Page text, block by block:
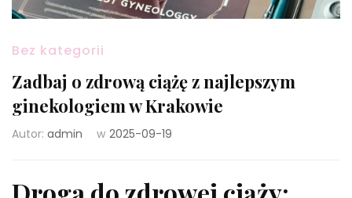
Bez kategorii
Zadbaj o zdrową ciążę z najlepszym
ginekologiem w Krakowie
Autor: admin w 2025-09-19